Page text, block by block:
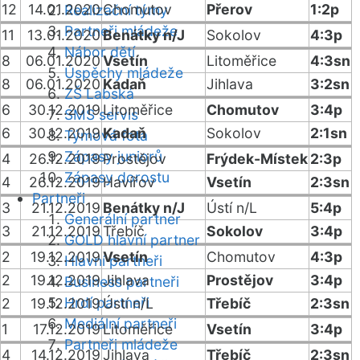
Realizační týmy
Partneři mládeže
Nábor dětí
Úspěchy mládeže
ZŠ Labská
SMS servis
Týmová fota
Zápasy juniorů
Zápasy dorostu
Partneři
Generální partner
GOLD hlavní partner
Hlavní partneři
Business partneři
Hrdí partneři
Mediální partneři
Partneři mládeže
12
14.01.2020Chomutov Přerov
1:2p
11
13.01.2020Benátky n/J Sokolov
4:3p
8
06.01.2020Vsetín Litoměřice
4:3sn
8
06.01.2020Kadaň Jihlava
3:2sn
6
30.12.2019Litoměřice Chomutov
3:4p
6
30.12.2019Kadaň Sokolov
2:1sn
4
26.12.2019Prostějov Frýdek-Místek2:3p
4
26.12.2019Havířov Vsetín
2:3sn
3
21.12.2019 Benátky n/J Ústí n/L
5:4p
3
21.12.2019Třebíč Sokolov
3:4p
2
19.12.2019Vsetín Chomutov
4:3p
2
19.12.2019Jihlava Prostějov
3:4p
2
19.12.2019Ústí n/L Třebíč
2:3sn
1
17.12.2019Litoměřice Vsetín
3:4p
4
14.12.2019Jihlava Třebíč
2:3sn